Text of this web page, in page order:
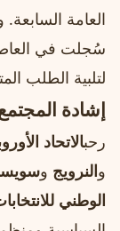
العامة
سُجلت في
لتلبية الطلب
إشادة
رحبالاتحاد
والنرويج و
الوطني